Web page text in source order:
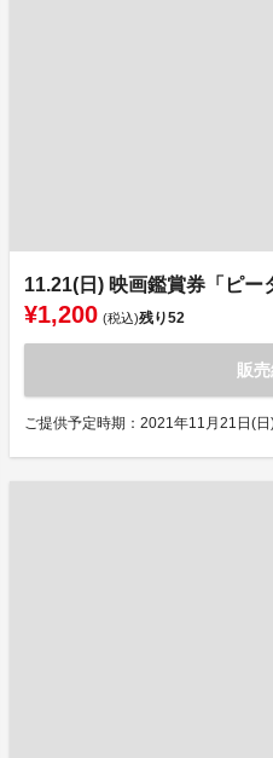
11.21(日) 映画鑑賞券「ピ
¥1,200 (税込)残り52
販
ご提供予定時期：2021年11月21日(日